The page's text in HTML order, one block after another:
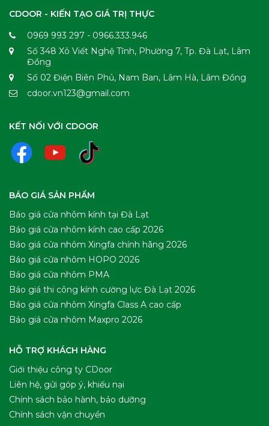
CDOOR - KIẾN TẠO GIÁ TRỊ THỰC
0969 993 297 - 0966.333.946
Số 348 Xô Viết Nghệ Tĩnh, Phường 7, Tp. Đà Lạt, Lâm
Đồng
Số 02 Điện Biên Phủ, Nam Ban, Lâm Hà, Lâm Đồng
cdoor.vn123@gmail.com
KẾT NỐI VỚI CDOOR
BÁO GIÁ SẢN PHẨM
Báo giá cửa nhôm kính tại Đà Lạt
Báo giá cửa nhôm kính cao cấp 2026
Báo giá cửa nhôm Xingfa chính hãng 2026
Báo giá cửa nhôm HOPO 2026
Báo giá cửa nhôm PMA
Báo giá thi công kính cường lực Đà Lạt 2026
Báo giá cửa nhôm Xingfa Class A cao cấp
Báo giá cửa nhôm Maxpro 2026
HỖ TRỢ KHÁCH HÀNG
Giới thiệu công ty CDoor
Liên hệ, gửi góp ý, khiếu nại
Chính sách bảo hành, bảo dưỡng
Chính sách vận chuyển